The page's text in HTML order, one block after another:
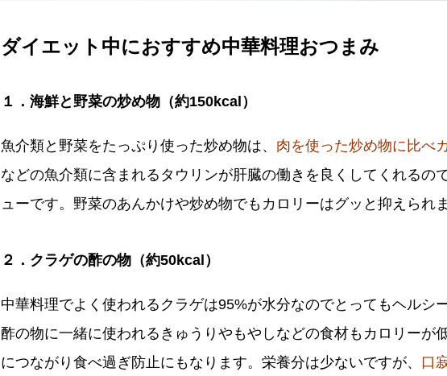
ダイエット中におすすめ中華料理おつまみ
１．海鮮と野菜の炒め物（約150kcal）
魚介類と野菜をたっぷり使った炒め物は、 肉を使った炒め物に比べ
などの魚介類に含まれるタウリンが肝臓の働きを良くしてくれるの
ューです。野菜のあんかけや炒め物でもカロリーはグッと抑えられま
２．クラゲの酢の物（約50kcal）
中華料理でよく使われるクラゲは95%が水分なのでとってもヘルシ
酢の物に一緒に使われるきゅうりやもやしなどの食材もカロリーが
につながり食べ過ぎ防止にもなります。栄養分は少ないですが、 口